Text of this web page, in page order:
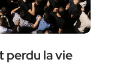
perdu la vie